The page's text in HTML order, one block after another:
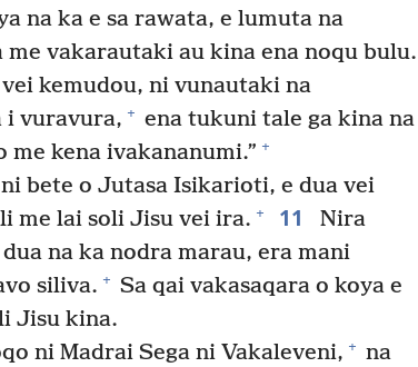
na ka e sa rawata, e lumuta na
vakarautaki au kina ena noqu bulu.
kemudou, ni vunautaki na
i vuravura, + ena tukuni tale ga kina na
me kena ivakananumi.” +
bete o Jutasa Isikarioti, e dua vei
me lai soli Jisu vei ira. + 11
Nira
na ka nodra marau, era mani
siliva. + Sa qai vakasaqara o koya e
Jisu kina.
ni Madrai Sega ni Vakaleveni, + na